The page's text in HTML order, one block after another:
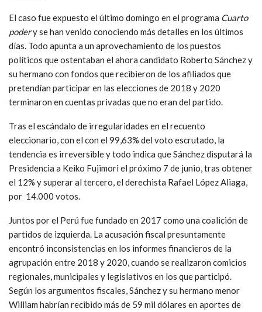
El caso fue expuesto el último domingo en el programa Cuarto
podery se han venido conociendo más detalles en los últimos
días. Todo apunta a un aprovechamiento de los puestos
políticos que ostentaban el ahora candidato Roberto Sánchez y
su hermano con fondos que recibieron de los afiliados que
pretendían participar en las elecciones de 2018 y 2020
terminaron en cuentas privadas que no eran del partido.
Tras el escándalo de irregularidades en el recuento
eleccionario, con el con el 99,63% del voto escrutado, la
tendencia es irreversible y todo indica que Sánchez disputará la
Presidencia a Keiko Fujimori el próximo 7 de junio, tras obtener
el 12% y superar al tercero, el derechista Rafael López Aliaga,
por 14.000 votos.
Juntos por el Perú fue fundado en 2017 como una coalición de
partidos de izquierda. La acusación fiscal presuntamente
encontró inconsistencias en los informes financieros de la
agrupación entre 2018 y 2020, cuando se realizaron comicios
regionales, municipales y legislativos en los que participó.
Según los argumentos fiscales, Sánchez y su hermano menor
William habrían recibido más de 59 mil dólares en aportes de